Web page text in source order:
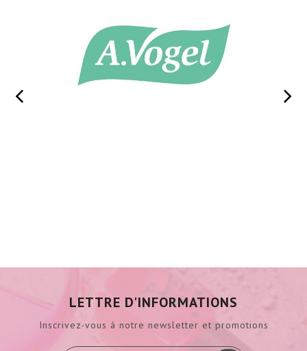
LETTRE D'INFORMATIONS
Inscrivez-vous à notre newsletter et promotions